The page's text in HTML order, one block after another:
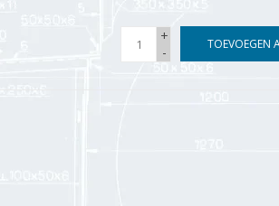
+
-
TOEVOEGEN